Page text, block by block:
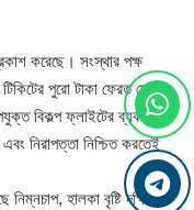
করেছে। সংস্থার পক্ষ
পুরো টাকা ফেরত দেওয়া
বিকল্প ফ্লাইটের ব্যবস্থা
নিরাপত্তা নিশ্চিত করতেই
হালকা বৃষ্টি দক্ষিণে,